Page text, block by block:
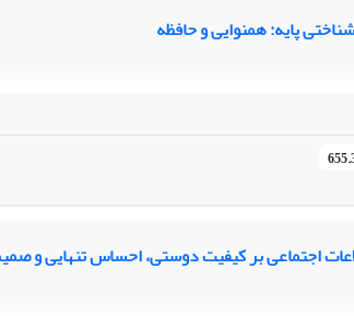
پایه: همنوایی و حافظه
اجتماعی بر کیفیت دوستی، احساس تنهایی و